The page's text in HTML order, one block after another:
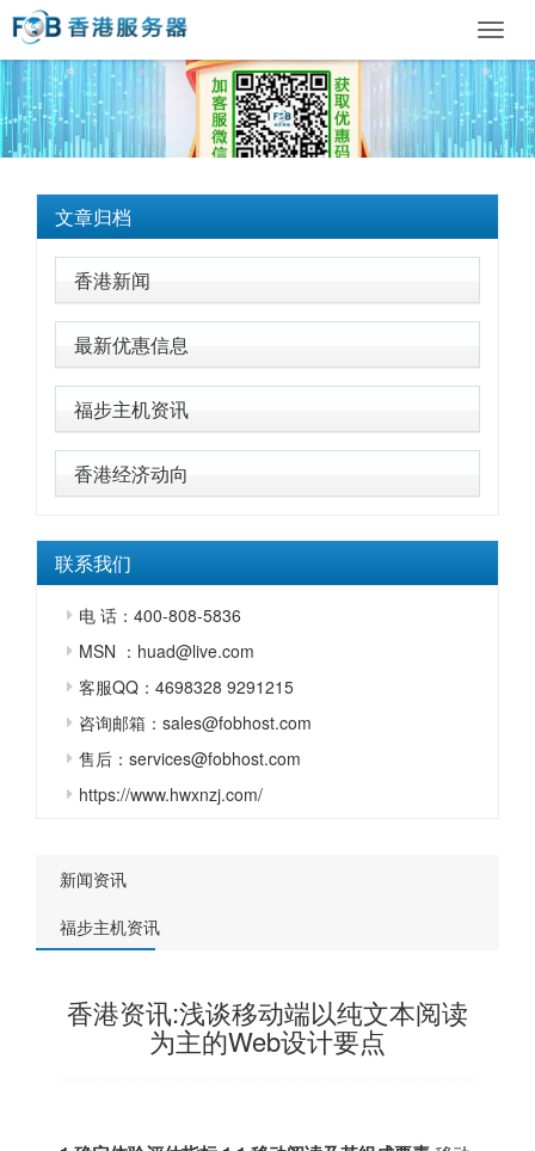
文章归档
香港新闻
最新优惠信息
福步主机资讯
香港经济动向
联系我们
电 话：400-808-5836
MSN ：huad@live.com
客服QQ：4698328 9291215
咨询邮箱：sales@fobhost.com
售后：services@fobhost.com
https://www.hwxnzj.com/
新闻资讯
福步主机资讯
香港资讯:浅谈移动端以纯文本阅读
为主的Web设计要点